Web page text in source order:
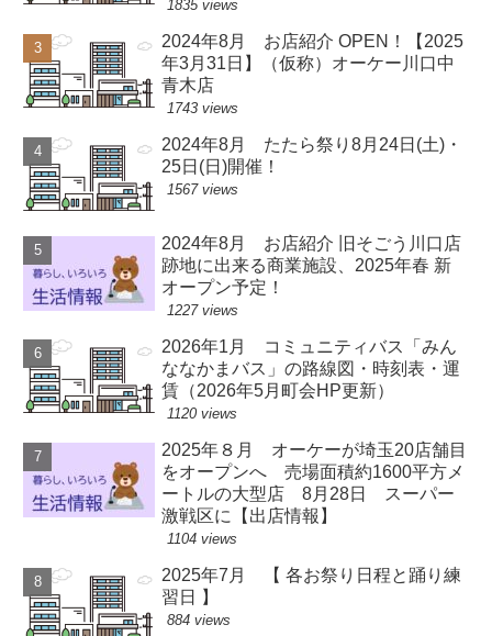
1835 views
2024年8月 お店紹介 OPEN！【2025
年3月31日】（仮称）オーケー川口中
青木店
1743 views
2024年8月 たたら祭り8月24日(土)・
25日(日)開催！
1567 views
2024年8月 お店紹介 旧そごう川口店
跡地に出来る商業施設、2025年春 新
オープン予定！
1227 views
2026年1月 コミュニティバス「みん
ななかまバス」の路線図・時刻表・運
賃（2026年5月町会HP更新）
1120 views
2025年８月 オーケーが埼玉20店舗目
をオープンへ 売場面積約1600平方メ
ートルの大型店 8月28日 スーパー
激戦区に【出店情報】
1104 views
2025年7月 【 各お祭り日程と踊り練
習日 】
884 views